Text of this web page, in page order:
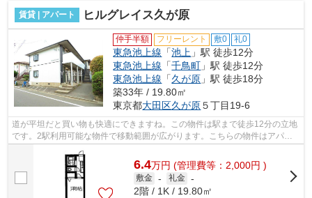
賃貸 | アパート ヒルグレイス久が原
仲手半額 フリーレント 敷0 礼0
東急池上線 「池上 」駅 徒歩12分
東急池上線 「千鳥町 」駅 徒歩12分
東急池上線 「久が原 」駅 徒歩18分
築33年 / 19.80㎡
東京都大田区久が原５丁目19-6
道が平坦だと買い物も快適にできますね。この物件は駅まで徒歩12分の立地
です。2駅利用可能な物件で移動範囲が広がります。こちらの物件はアパー
6.4万円 (管理費等：2,000円 )
敷金 - 礼金 -
2階 / 1K / 19.80㎡